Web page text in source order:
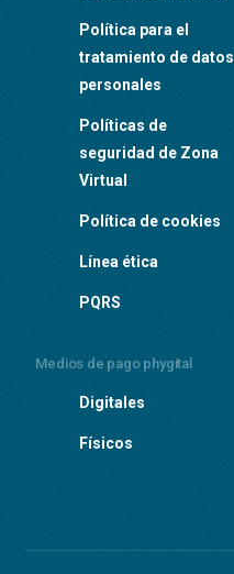
Política para el
tratamiento de datos
personales
Políticas de
seguridad de Zona
Virtual
Política de cookies
Línea ética
PQRS
Medios de pago phygital
Digitales
Físicos